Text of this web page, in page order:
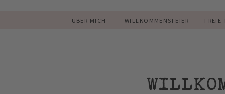
ÜBER MICH WILLKOMMENSFEIER FREIE